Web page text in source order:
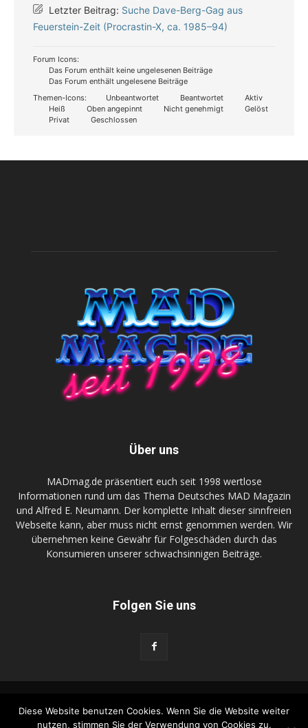
Letzter Beitrag: Suche Dave-Berg-Gag aus
Feuerstein-Zeit (Procrastin-X, ca. 1985–94)
Forum Icons:
Das Forum enthält keine ungelesenen Beiträge
Das Forum enthält ungelesene Beiträge
Themen-Icons:
Unbeantwortet Beantwortet
Aktiv
Heiß
Oben angepinnt Nicht genehmigt
Gelöst
Privat
Geschlossen
Über uns
MADmag.de präsentiert euch seit 1998 wertlose
Informationen rund um das Thema Deutsches MAD Magazin
und Alfred E. Neumann. Der komplette Inhalt dieser sinnfreien
Webseite kann, aber muss nicht ernst genommen werden. Wir
übernehmen keine Gewähr für Folgeschäden durch das
Konsumieren unserer schwachsinnigen Beiträge.
Folgen Sie uns
Wir kaufen Dein MAD Zeugs
Advertise on MADmag.de
Diese Website benutzen Cookies. Wenn Sie die Website weiter
nutzen, stimmen Sie der Verwendung von Cookies zu.